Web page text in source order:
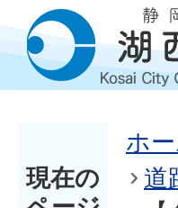
現在の
ホ
道